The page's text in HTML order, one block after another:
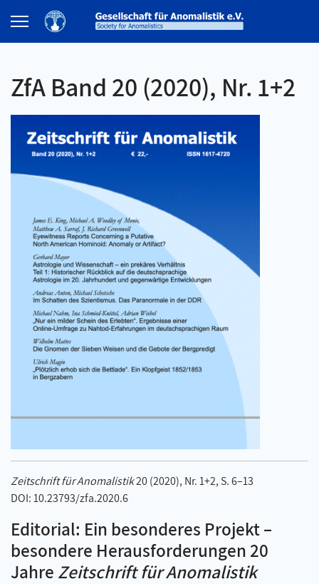
ZfA Band 20 (2020), Nr. 1+2
Zeitschrift für Anomalistik20 (2020), Nr. 1+2, S. 6–13
DOI: 10.23793/zfa.2020.6
Editorial: Ein besonderes Projekt –
besondere Herausforderungen 20
Jahre Zeitschrift für Anomalistik